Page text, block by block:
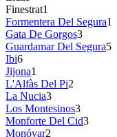
Finestrat1
Formentera Del Segura1
Gata De Gorgos3
Guardamar Del Segura5
Ibi6
Jijona1
L'Alfàs Del Pi2
La Nucia3
Los Montesinos3
Monforte Del Cid3
Monóvar2